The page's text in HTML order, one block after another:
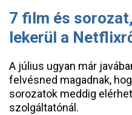
7 film és
lekerül a
A július ugyan már
felvésned magadnak,
sorozatok meddig
szolgáltatónál.